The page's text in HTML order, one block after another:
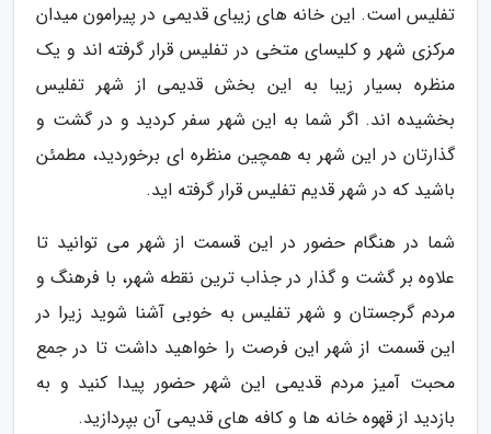
تفلیس است. این خانه های زیبای قدیمی در پیرامون میدان
مرکزی شهر و کلیسای متخی در تفلیس قرار گرفته اند و یک
منظره بسیار زیبا به این بخش قدیمی از شهر تفلیس
بخشیده اند. اگر شما به این شهر سفر کردید و در گشت و
گذارتان در این شهر به همچین منظره ای برخوردید، مطمئن
باشید که در شهر قدیم تفلیس قرار گرفته اید.
شما در هنگام حضور در این قسمت از شهر می توانید تا
علاوه بر گشت و گذار در جذاب ترین نقطه شهر، با فرهنگ و
مردم گرجستان و شهر تفلیس به خوبی آشنا شوید زیرا در
این قسمت از شهر این فرصت را خواهید داشت تا در جمع
محبت آمیز مردم قدیمی این شهر حضور پیدا کنید و به
بازدید از قهوه خانه ها و کافه های قدیمی آن بپردازید.